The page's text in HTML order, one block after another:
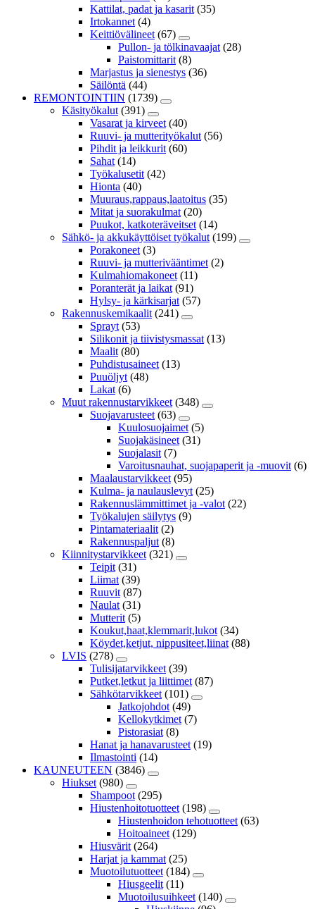
Kattilat, padat ja kasarit (35)
Irtokannet (4)
Keittiövälineet (67)
Pullon- ja tölkinavaajat (28)
Paistomittarit (8)
Marjastus ja sienestys (36)
Säilöntä (44)
REMONTOINTIIN (1739)
Käsityökalut (391)
Vasarat ja kirveet (40)
Ruuvi- ja mutterityökalut (56)
Pihdit ja leikkurit (60)
Sahat (14)
Työkalusetit (42)
Hionta (40)
Muuraus,rappaus,laatoitus (35)
Mitat ja suorakulmat (20)
Puukot, katkoteräveitset (14)
Sähkö- ja akkukäyttöiset työkalut (199)
Porakoneet (3)
Ruuvi- ja mutterivääntimet (2)
Kulmahiomakoneet (11)
Poranterät ja laikat (91)
Hylsy- ja kärkisarjat (57)
Rakennuskemikaalit (241)
Sprayt (53)
Silikonit ja tiivistysmassat (13)
Maalit (80)
Puhdistusaineet (13)
Puuöljyt (48)
Lakat (6)
Muut rakennustarvikkeet (348)
Suojavarusteet (63)
Kuulosuojaimet (5)
Suojakäsineet (31)
Suojalasit (7)
Varoitusnauhat, suojapaperit ja -muovit (6)
Maalaustarvikkeet (95)
Kulma- ja naulauslevyt (25)
Rakennuslämmittimet ja -valot (22)
Työkalujen säilytys (9)
Pintamateriaalit (2)
Rakennuspaljut (8)
Kiinnitystarvikkeet (321)
Teipit (31)
Liimat (39)
Ruuvit (87)
Naulat (31)
Mutterit (5)
Koukut,haat,klemmarit,lukot (34)
Köydet,ketjut, nippusiteet,liinat (88)
LVIS (278)
Tulisijatarvikkeet (39)
Putket,letkut ja liittimet (87)
Sähkötarvikkeet (101)
Jatkojohdot (49)
Kellokytkimet (7)
Pistorasiat (8)
Hanat ja hanavarusteet (19)
Ilmastointi (14)
KAUNEUTEEN (3846)
Hiukset (980)
Shampoot (295)
Hiustenhoitotuotteet (198)
Hiustenhoidon tehotuotteet (63)
Hoitoaineet (129)
Hiusvärit (264)
Harjat ja kammat (25)
Muotoilutuotteet (184)
Hiusgeelit (11)
Muotoilusuihkeet (140)